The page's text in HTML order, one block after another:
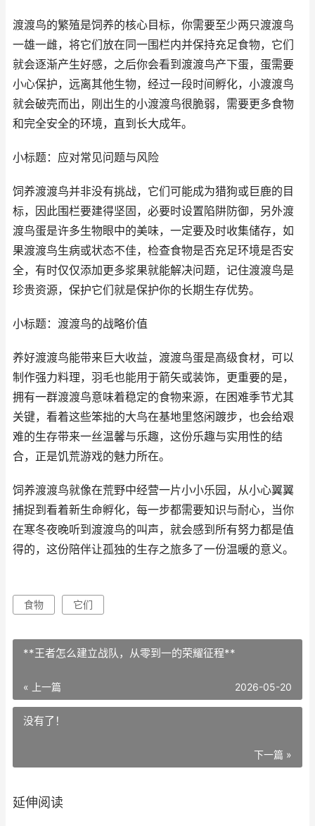
渡渡鸟的繁殖是饲养的核心目标，你需要至少两只渡渡鸟
一雄一雌，将它们放在同一围栏内并保持充足食物，它们
就会逐渐产生好感，之后你会看到渡渡鸟产下蛋，蛋需要
小心保护，远离其他生物，经过一段时间孵化，小渡渡鸟
就会破壳而出，刚出生的小渡渡鸟很脆弱，需要更多食物
和完全安全的环境，直到长大成年。
小标题：应对常见问题与风险
饲养渡渡鸟并非没有挑战，它们可能成为猎狗或巨鹿的目
标，因此围栏要建得坚固，必要时设置陷阱防御，另外渡
渡鸟蛋是许多生物眼中的美味，一定要及时收集储存，如
果渡渡鸟生病或状态不佳，检查食物是否充足环境是否安
全，有时仅仅添加更多浆果就能解决问题，记住渡渡鸟是
珍贵资源，保护它们就是保护你的长期生存优势。
小标题：渡渡鸟的战略价值
养好渡渡鸟能带来巨大收益，渡渡鸟蛋是高级食材，可以
制作强力料理，羽毛也能用于箭矢或装饰，更重要的是，
拥有一群渡渡鸟意味着稳定的食物来源，在困难季节尤其
关键，看着这些笨拙的大鸟在基地里悠闲踱步，也会给艰
难的生存带来一丝温馨与乐趣，这份乐趣与实用性的结
合，正是饥荒游戏的魅力所在。
饲养渡渡鸟就像在荒野中经营一片小小乐园，从小心翼翼
捕捉到看着新生命孵化，每一步都需要知识与耐心，当你
在寒冬夜晚听到渡渡鸟的叫声，就会感到所有努力都是值
得的，这份陪伴让孤独的生存之旅多了一份温暖的意义。
食物 它们
**王者怎么建立战队，从零到一的荣耀征程**
« 上一篇 2026-05-20
没有了！
下一篇 »
延伸阅读